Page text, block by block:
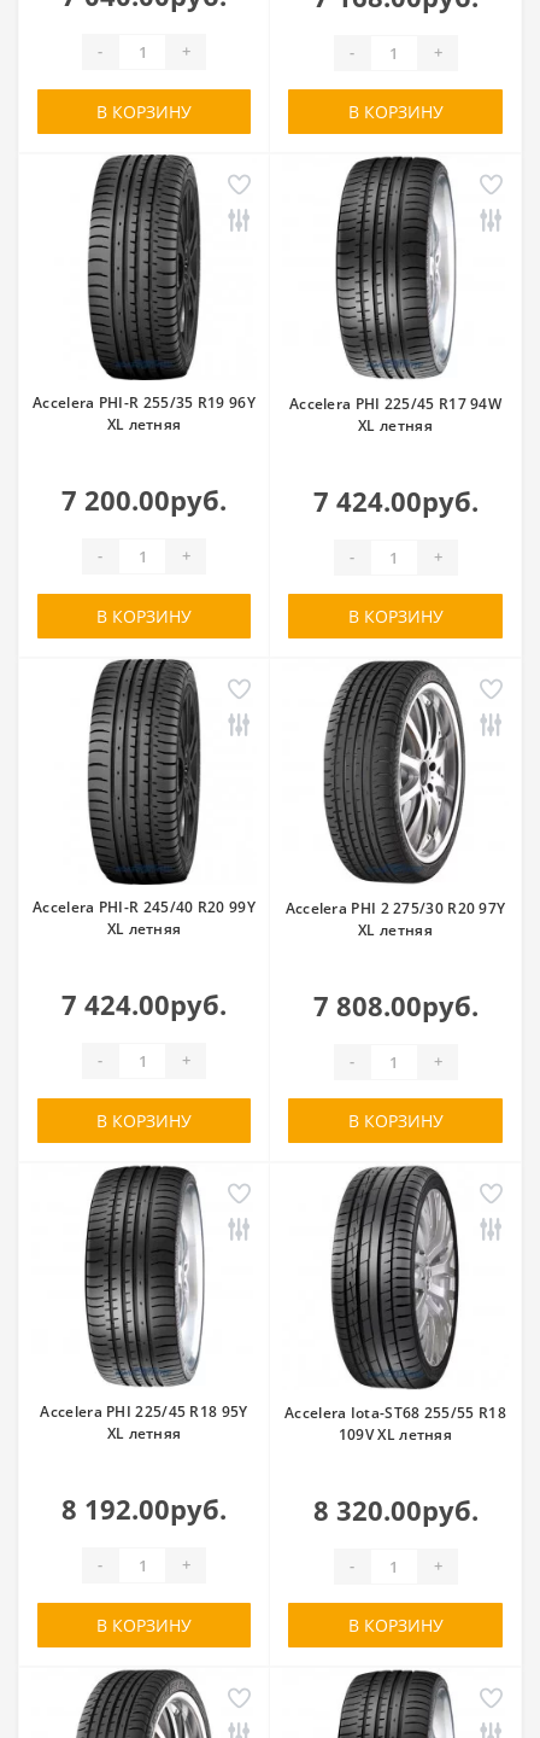
- +
В КОРЗИНУ
- +
В КОРЗИНУ
Accelera PHI-R 255/35 R19 96Y
XL летняя
7 200.00руб.
- +
В КОРЗИНУ
Accelera PHI 225/45 R17 94W
XL летняя
7 424.00руб.
- +
В КОРЗИНУ
Accelera PHI-R 245/40 R20 99Y
XL летняя
7 424.00руб.
- +
В КОРЗИНУ
Accelera PHI 2 275/30 R20 97Y
XL летняя
7 808.00руб.
- +
В КОРЗИНУ
Accelera PHI 225/45 R18 95Y
XL летняя
8 192.00руб.
- +
В КОРЗИНУ
Accelera Iota-ST68 255/55 R18
109V XL летняя
8 320.00руб.
- +
В КОРЗИНУ